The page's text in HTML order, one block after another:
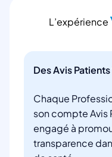
L’expérience
Des Avis
Chaque
son compte Avis
engagé à
transparence